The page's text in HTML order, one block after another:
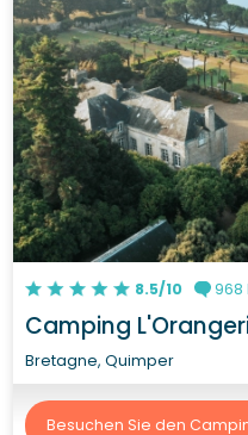
8.5/10 968
Camping
Bretagne, Quimper
Besuchen Sie den